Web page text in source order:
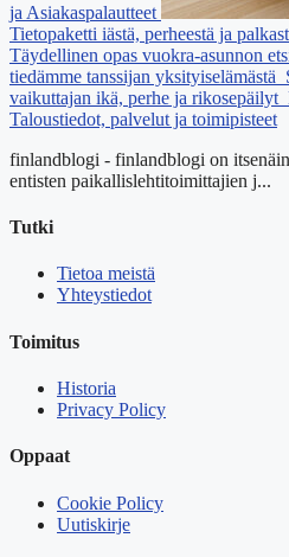
ja Asiakaspalautteet
Tietopaketti iästä, perheestä ja
Täydellinen opas vuokra-asunnon
tiedämme tanssijan yksityiselämästä
vaikuttajan ikä, perhe ja rikosepäilyt
Taloustiedot, palvelut ja toimipisteet
finlandblogi - finlandblogi on
entisten paikallislehtitoimittajien j...
Tutki
Tietoa meistä
Yhteystiedot
Toimitus
Historia
Privacy Policy
Oppaat
Cookie Policy
Uutiskirje